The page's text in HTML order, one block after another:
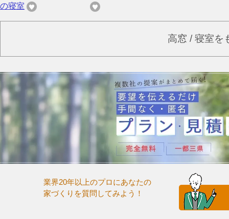
の寝室
高窓 / 寝室を
業界20年以上のプロにあなたの
家づくりを質問してみよう！